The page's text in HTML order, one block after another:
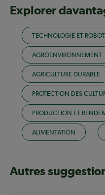
Explorer
TECHNOLOGIE ET
AGROENVIRONNEMENT
AGRICULTURE DURABLE
PROTECTION DES
PRODUCTION ET
ALIMENTATION
Autres